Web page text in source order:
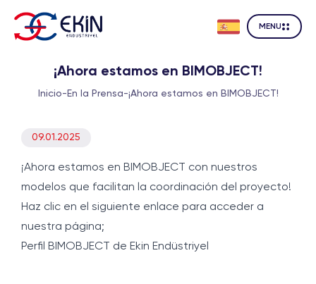
MENU
¡Ahora estamos en BIMOBJECT!
Inicio- En la Prensa-¡Ahora estamos en BIMOBJECT!
09.01.2025
¡Ahora estamos en BIMOBJECT con nuestros
modelos que facilitan la coordinación del proyecto!
Haz clic en el siguiente enlace para acceder a
nuestra página;
Perfil BIMOBJECT de Ekin Endüstriyel